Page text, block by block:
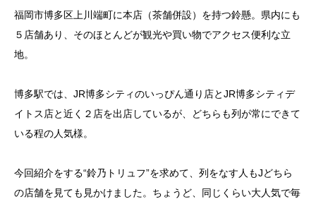
福岡市博多区上川端町に本店（茶舗併設）を持つ鈴懸。県内にも
５店舗あり、そのほとんどが観光や買い物でアクセス便利な立
地。
博多駅では、JR博多シティのいっぴん通り店とJR博多シティデ
イトス店と近く２店を出店しているが、どちらも列が常にできて
いる程の人気様。
今回紹介をする“鈴乃トリュフ”を求めて、列をなす人もJどちら
の店舗を見ても見かけました。ちょうど、同じくらい大人気で毎